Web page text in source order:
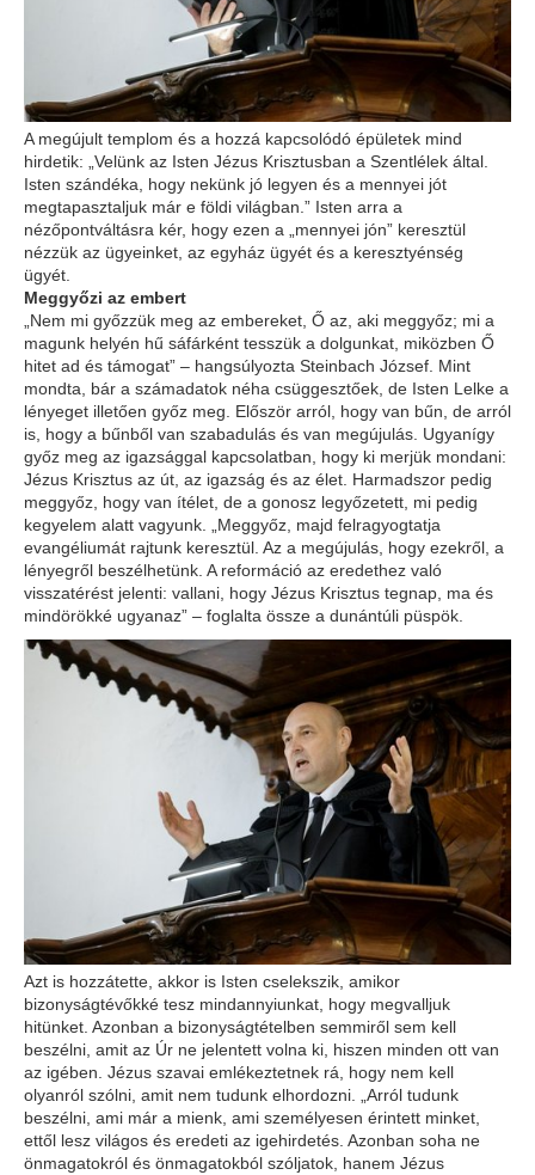
A megújult templom és a hozzá kapcsolódó épületek mind
hirdetik: „Velünk az Isten Jézus Krisztusban a Szentlélek által.
Isten szándéka, hogy nekünk jó legyen és a mennyei jót
megtapasztaljuk már e földi világban.” Isten arra a
nézőpontváltásra kér, hogy ezen a „mennyei jón” keresztül
nézzük az ügyeinket, az egyház ügyét és a keresztyénség
ügyét.
Meggyőzi az embert
„Nem mi győzzük meg az embereket, Ő az, aki meggyőz; mi a
magunk helyén hű sáfárként tesszük a dolgunkat, miközben Ő
hitet ad és támogat” – hangsúlyozta Steinbach József. Mint
mondta, bár a számadatok néha csüggesztőek, de Isten Lelke a
lényeget illetően győz meg. Először arról, hogy van bűn, de arról
is, hogy a bűnből van szabadulás és van megújulás. Ugyanígy
győz meg az igazsággal kapcsolatban, hogy ki merjük mondani:
Jézus Krisztus az út, az igazság és az élet. Harmadszor pedig
meggyőz, hogy van ítélet, de a gonosz legyőzetett, mi pedig
kegyelem alatt vagyunk. „Meggyőz, majd felragyogtatja
evangéliumát rajtunk keresztül. Az a megújulás, hogy ezekről, a
lényegről beszélhetünk. A reformáció az eredethez való
visszatérést jelenti: vallani, hogy Jézus Krisztus tegnap, ma és
mindörökké ugyanaz” – foglalta össze a dunántúli püspök.
Azt is hozzátette, akkor is Isten cselekszik, amikor
bizonyságtévőkké tesz mindannyiunkat, hogy megvalljuk
hitünket. Azonban a bizonyságtételben semmiről sem kell
beszélni, amit az Úr ne jelentett volna ki, hiszen minden ott van
az igében. Jézus szavai emlékeztetnek rá, hogy nem kell
olyanról szólni, amit nem tudunk elhordozni. „Arról tudunk
beszélni, ami már a mienk, ami személyesen érintett minket,
ettől lesz világos és eredeti az igehirdetés. Azonban soha ne
önmagatokról és önmagatokból szóljatok, hanem Jézus